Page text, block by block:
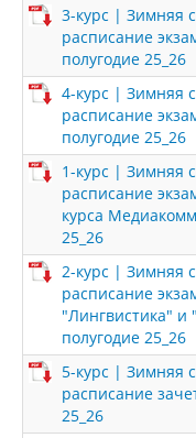
3-курс | Зимняя
расписание
полугодие 25_26
4-курс | Зимняя
расписание
полугодие 25_26
1-курс | Зимняя
расписание
курса
25_26
2-курс | Зимняя
расписание
"Лингвистика" и
полугодие 25_26
5-курс | Зимняя
расписание
25_26